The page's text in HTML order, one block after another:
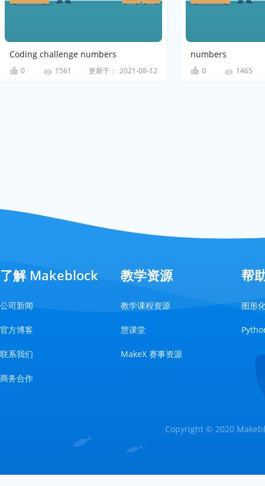
Coding challenge numbers
0 1561 更新于： 2021-08-12
numbers
0 1465
了解 Makeblock
公司新闻
官方博客
联系我们
商务合作
教学资源
教学课程资源
慧课堂
MakeX 赛事资源
帮
图形
Copyright © 2020